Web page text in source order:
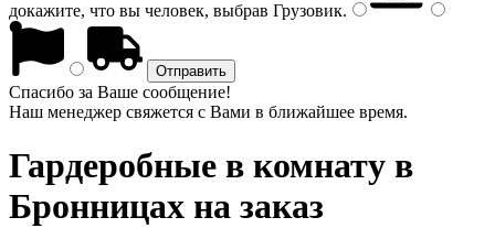
докажите, что вы человек, выбрав Грузовик.
Спасибо за Ваше сообщение!
Наш менеджер свяжется с Вами в ближайшее время.
Гардеробные в комнату в
Бронницах на заказ